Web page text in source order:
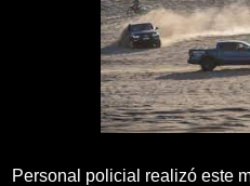
Personal policial realizó este